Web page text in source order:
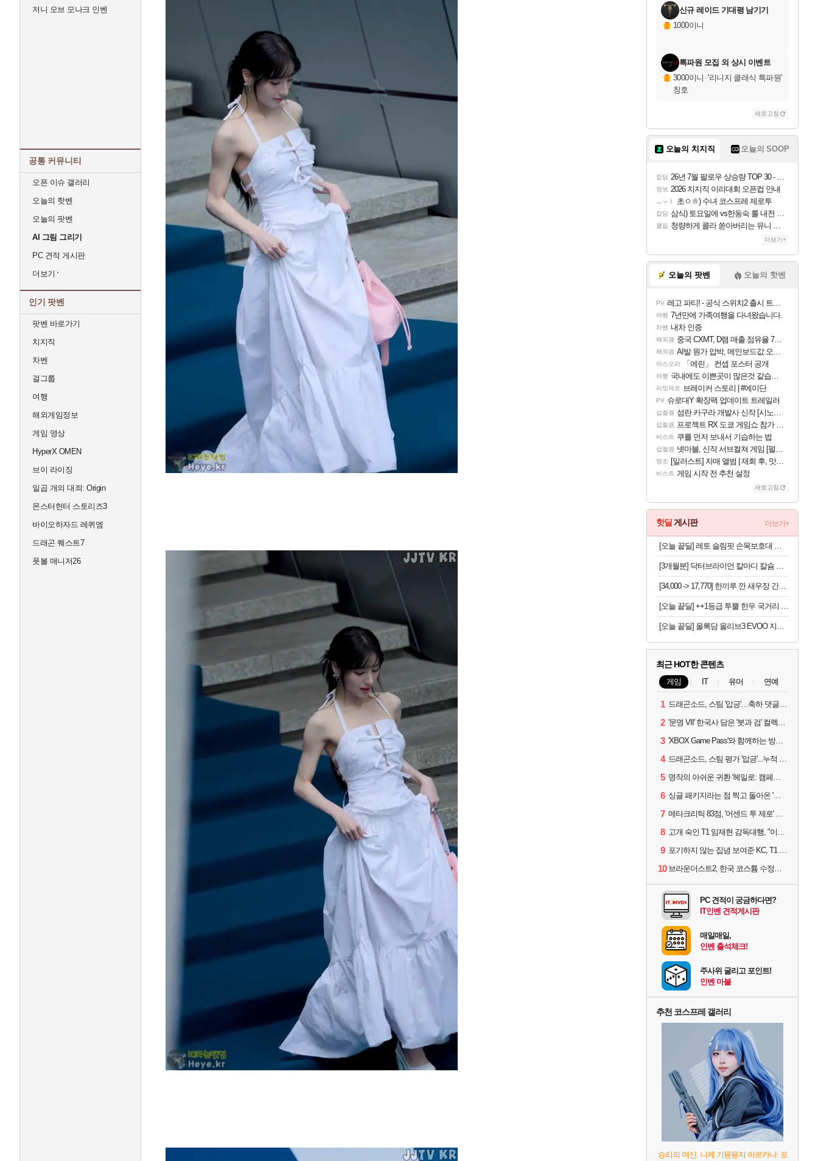
저니 오브 모나크 인벤
공통 커뮤니티
오픈 이슈 갤러리
오늘의 핫벤
오늘의 팟벤
AI 그림 그리기
PC 견적 게시판
더보기
인기 팟벤
팟벤 바로가기
치지직
차벤
걸그룹
여행
해외게임정보
게임 영상
HyperX OMEN
브이 라이징
일곱 개의 대죄: Origin
몬스터헌터 스토리즈3
바이오하자드 레퀴엠
드래곤 퀘스트7
풋볼 매니저26
당첨되셨습니다.
당첨되셨습니다.
당첨되셨습니다.
당첨되셨습니다.
에디션 (스팀코드)를 교환.
당첨되셨습니다.
당첨되셨습니다.
당첨되셨습니다.
당첨되셨습니다.
신규 레이드 기대평 남기기
1000이니
특파원 모집 외 상시 이벤트
3000이니 ·'리니지 클래식 특파원'
칭호
새로고침
오늘의 치지직 오늘의 SOOP
잡담 26년 7월 팔로우 상승량 TOP 30 - 월간 치지직
정보 2026 치지직 이리대회 오픈컵 안내
ㅗㅜㅑ 초ㅇㅎ) 수녀 코스프레 제로투
잡담 삼식) 토요일에 vs한동숙 롤 내전 예정
클립 청량하게 콜라 쏟아버리는 유니 ㅋㅋㅋ
더보기+
오늘의 팟벤 오늘의 핫벤
PV 레고 파티! - 공식 스위치2 출시 트레일러
여행 7년만에 가족여행을 다녀왔습니다.
차벤 내차 인증
해외겜 중국 CXMT, D램 매출 점유율 7%…글로벌 4위로 부상
해외겜 AI발 원가 압박, 메인보드값 오르나
아스오라 「에린」 컨셉 포스터 공개
여행 국내에도 이쁜곳이 많은것 같습니다
리밋제로 브레이커 스토리 | #에이단
PV 슈로대Y 확장팩 업데이트 트레일러
섭컬겜 섬란 카구라 개발사 신작 [시노비 넥서스] 연내 출시 예정
섭컬겜 프로젝트 RX 도쿄 게임쇼 참가 결정
비스트 쿠를 먼저 보내서 기습하는 법
섭컬겜 넷마블, 신작 서브컬쳐 게임 [펄 인 블루] 티저 사이트 오픈
명조 [일러스트] 자매 앨범 | 재회 후, 맛집에서
비스트 게임 시작 전 추천 설정
새로고침
핫딜 게시판 더보기+
[오늘 끝딜] 레토 슬림핏 손목보호대 헬스 팔목 얇은 아대 밴드 LSL-WB07
[3개월분] 닥터브라이언 칼마디 칼슘 마그네슘 비타민D 아연 종합영양제 90정, 1개
[34,000 -> 17,770] 한끼루 깐 새우장 간장350g + 양념350g 2세트
[오늘 끝딜] ++1등급 투뿔 한우 국거리 국내산 소고기 양지머리 설도 냉장 생고기 600g, 1kg, 2kg 대용량
[오늘 끝딜] 올록담 올리브3 EVOO 지중해 올리브오일 캡슐 올리브유 3개월분
최근 HOT한 콘텐츠
게임 IT 유머 연예
1 드래곤소드, 스팀 '압긍'…축하 댓글 달고 게임 코드 받자!
2 '문명 VII' 한국사 담은 '붓과 검' 컬렉션 파트 2 출시
3 'XBOX Game Pass'와 함께하는 방구석 피서 게임 4종!
4 드래곤소드, 스팀 평가 '압긍'...누적 판매량 20만장 돌파
5 명작의 아쉬운 귀환 '헤일로: 캠페인 이볼브드'
6 싱글 패키지라는 점 찍고 돌아온 '드래곤소드: 어웨이크닝'
7 메타크리틱 83점, '어센드 투 제로' 정식 출시!
8 고개 숙인 T1 임재현 감독대행, "이른 탈락에 죄송한 마음 뿐"
9 포기하지 않는 집념 보여준 KC, T1 잡았다
10 브라운더스트2, 한국 코스튬 수정… 이준희 PD "안 하면 서비스 지속 불가"
PC 견적이 궁금하다면?
IT인벤 견적게시판
매일매일,
인벤 출석체크!
주사위 굴리고 포인트!
인벤 마블
추천 코스프레 갤러리
승리의 여신: 니케 기묭묭지 아르카나: 포